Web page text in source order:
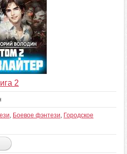
2
, Боевое фэнтези, Городское